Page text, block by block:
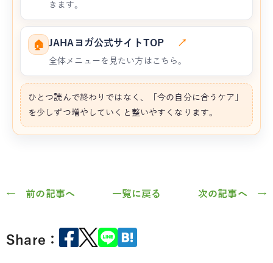
きます。
🏠 JAHAヨガ公式サイトTOP ↗
全体メニューを見たい方はこちら。
ひとつ読んで終わりではなく、「今の自分に合うケア」
を少しずつ増やしていくと整いやすくなります。
← 前の記事へ 一覧に戻る 次の記事へ →
Share：